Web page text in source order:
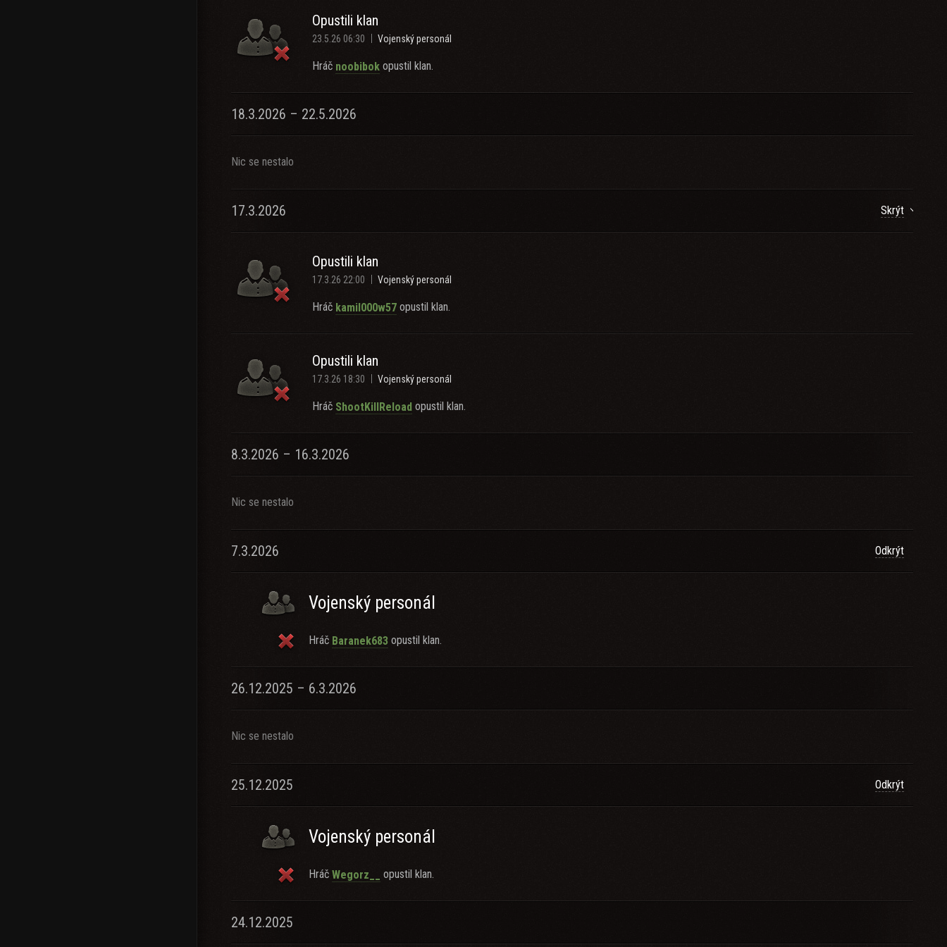
Opustili klan
23.5.26 06:30 Vojenský personál
Hráč noobibok opustil klan.
18.3.2026 – 22.5.2026
Nic se nestalo
17.3.2026 Skrýt
Opustili klan
17.3.26 22:00 Vojenský personál
Hráč kamil000w57 opustil klan.
Opustili klan
17.3.26 18:30 Vojenský personál
Hráč ShootKillReload opustil klan.
8.3.2026 – 16.3.2026
Nic se nestalo
7.3.2026 Odkrýt
Vojenský personál
Hráč Baranek683 opustil klan.
26.12.2025 – 6.3.2026
Nic se nestalo
25.12.2025 Odkrýt
Vojenský personál
Hráč Wegorz__ opustil klan.
24.12.2025